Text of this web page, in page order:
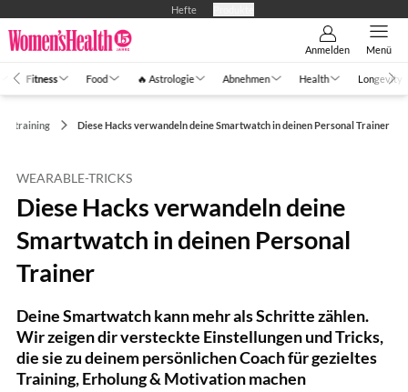
Hefte
Anmelden Menü
Fitness Food 🔥 Astrologie Abnehmen Health Longevity
Diese Hacks verwandeln deine Smartwatch in deinen Personal Trainer
WEARABLE-TRICKS
Diese Hacks verwandeln deine
Smartwatch in deinen Personal
Trainer
Deine Smartwatch kann mehr als Schritte zählen.
Wir zeigen dir versteckte Einstellungen und Tricks,
die sie zu deinem persönlichen Coach für gezieltes
Training, Erholung & Motivation machen